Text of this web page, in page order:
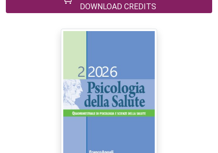
DOWNLOAD CREDITS